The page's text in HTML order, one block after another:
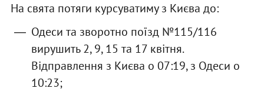
На свята потяги курсуватиму з Києва до:
Одеси та зворотно поїзд №115/116
вирушить 2, 9, 15 та 17 квітня.
Відправлення з Києва о 07:19, з Одеси о
10:23;